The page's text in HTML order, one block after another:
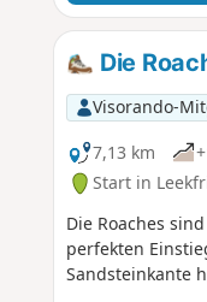
Die
Visorando-
7,13 km
Start in
Die Roaches
perfekten
Sandsteinkante